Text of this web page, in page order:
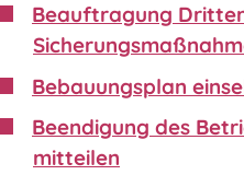
Beauftragung
Bebauungsplan
Beendigung des
mitteilen